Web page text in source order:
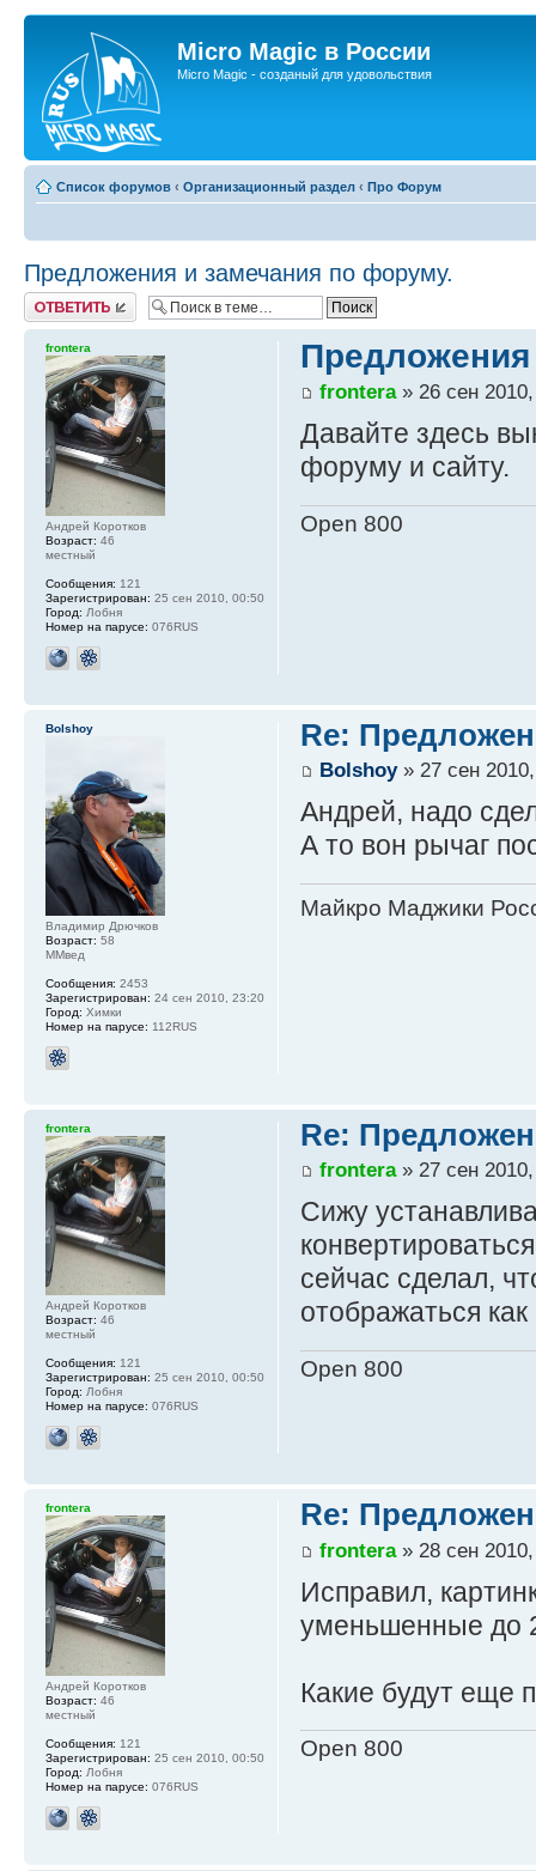
Micro Magic в России
Micro Magic - созданый для удовольствия
Список форумов ‹ Организационный раздел ‹ Про Форум
Предложения и замечания по форуму.
Ответить
frontera» 26 сен
Давайте здесь
форуму и сайту.
Open 800
frontera
Андрей Коротков
Возраст: 46
местный
Сообщения: 121
Зарегистрирован: 25 сен 2010, 00:50
Город: Лобня
Номер на парусе: 076RUS
Re:
Bolshoy» 27 сен
Андрей, надо
А то вон рычаг
Майкро Маджики
Bolshoy
Владимир Дрючков
Возраст: 58
ММвед
Сообщения: 2453
Зарегистрирован: 24 сен 2010, 23:20
Город: Химки
Номер на парусе: 112RUS
Re:
frontera» 27 сен
Сижу
сейчас сделал,
отображаться
Open 800
frontera
Андрей Коротков
Возраст: 46
местный
Сообщения: 121
Зарегистрирован: 25 сен 2010, 00:50
Город: Лобня
Номер на парусе: 076RUS
Re:
frontera» 28 сен
Исправил,
уменьшенные до
Какие будут еще
Open 800
frontera
Андрей Коротков
Возраст: 46
местный
Сообщения: 121
Зарегистрирован: 25 сен 2010, 00:50
Город: Лобня
Номер на парусе: 076RUS